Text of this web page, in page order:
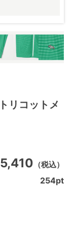
リコットメ
（税込）
254pt